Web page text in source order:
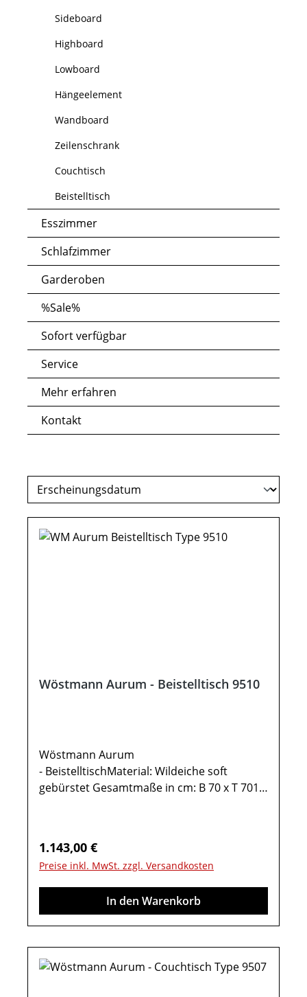
Sideboard
Highboard
Lowboard
Hängeelement
Wandboard
Zeilenschrank
Couchtisch
Beistelltisch
Esszimmer
Schlafzimmer
Garderoben
%Sale%
Sofort verfügbar
Service
Mehr erfahren
Kontakt
Wöstmann Aurum - Beistelltisch 9510
Wöstmann Aurum
- BeistelltischMaterial: Wildeiche soft
gebürstet Gesamtmaße in cm: B 70 x T 701x
verschiedenen Bildschirmen abweichen.
Deko oder andere Beimöbel sind nicht
enthalten.
Regulärer Preis:
1.143,00 €
Preise inkl. MwSt. zzgl. Versandkosten
In den Warenkorb